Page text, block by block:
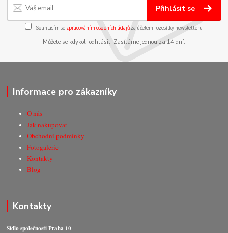
Přihlásit se
Souhlasím se zpracováním osobních údajůza účelem rozesílky newsletteru.
Můžete se kdykoli odhlásit. Zasíláme jednou za 14 dní.
Informace pro zákazníky
O nás
Jak nakupovat
Obchodní podmínky
Fotogalerie
Kontakty
Blog
Kontakty
Sídlo společnosti Praha 10